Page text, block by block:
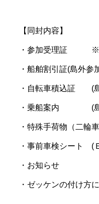
【同封内容】
・参加受理証 ※必
・船舶割引証(島外
・自転車積込証 (
・乗船案内 (島外
・特殊手荷物（二輪
・事前車検シート (
・お知らせ
・ゼッケンの付け方